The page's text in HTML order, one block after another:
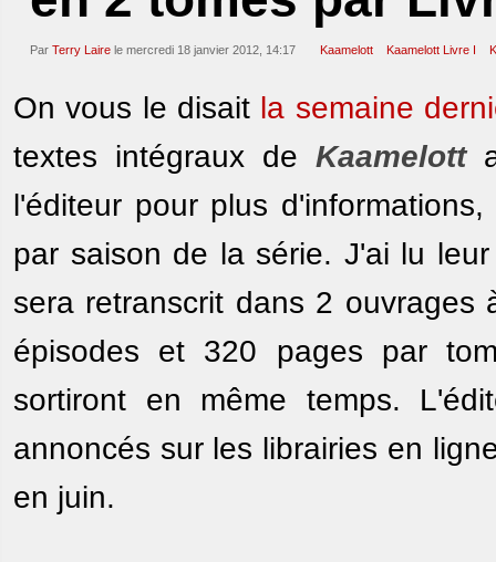
Par Terry Laire le mercredi 18 janvier 2012, 14:17 Kaamelott Kaamelott Livre I
On vous le disait la semaine
textes intégraux de Kaamelott
l'éditeur pour plus
par saison de la série. J'ai lu
sera retranscrit dans 2
épisodes et 320 pages par
sortiront en même temps.
annoncés sur les librairies en
en juin.